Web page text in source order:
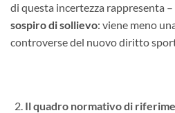
di questa incertezza rappresenta
sospiro di sollievo: viene meno
controverse del nuovo diritto
Il quadro normativo di